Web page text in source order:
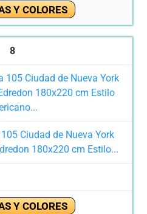
Y COLORES
8
Ciudad de Nueva York
180x220 cm Estilo...
Y COLORES